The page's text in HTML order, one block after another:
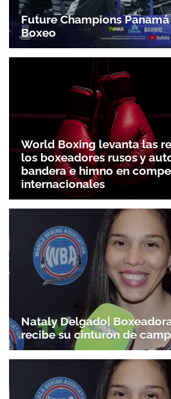
Future Champions Panamá
Boxeo
World Boxing levanta las
los boxeadores rusos y
bandera e himno en
internacionales
Nataly Delgado|
recibe su cinturón de